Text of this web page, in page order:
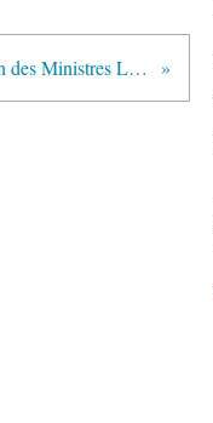
"Bulletin des Ministres Luc Chatel et Bruno Le Maire" (FEP-CFDT)